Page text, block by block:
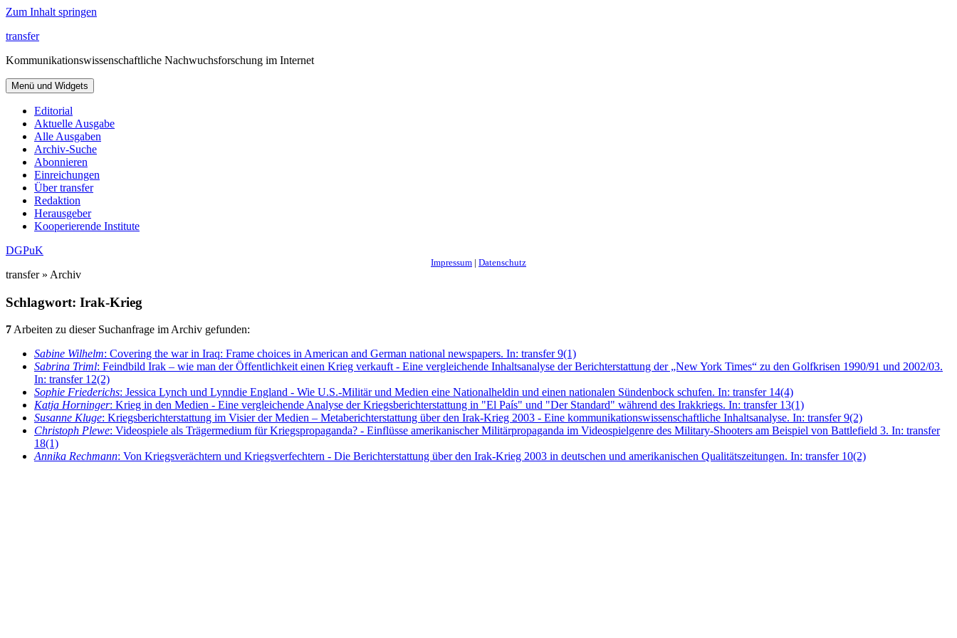
Zum Inhalt springen
transfer
Kommunikationswissenschaftliche Nachwuchsforschung im Internet
Menü und Widgets
Editorial
Aktuelle Ausgabe
Alle Ausgaben
Archiv-Suche
Abonnieren
Einreichungen
Über transfer
Redaktion
Herausgeber
Kooperierende Institute
DGPuK
Impressum | Datenschutz
transfer » Archiv
Schlagwort: Irak-Krieg
7Arbeiten zu dieser Suchanfrage im Archiv gefunden:
Sabine Wilhelm: Covering the war in Iraq: Frame choices in American and German national newspapers. In: transfer 9(1)
Sabrina Triml: Feindbild Irak – wie man der Öffentlichkeit einen Krieg verkauft - Eine vergleichende Inhaltsanalyse der Berichterstattung der „New York Times“ zu den Golfkrisen 1990/91 und 2002/03.
In: transfer 12(2)
Sophie Friederichs: Jessica Lynch und Lynndie England - Wie U.S.-Militär und Medien eine Nationalheldin und einen nationalen Sündenbock schufen. In: transfer 14(4)
Katja Horninger: Krieg in den Medien - Eine vergleichende Analyse der Kriegsberichterstattung in "El País" und "Der Standard" während des Irakkriegs. In: transfer 13(1)
Susanne Kluge: Kriegsberichterstattung im Visier der Medien – Metaberichterstattung über den Irak-Krieg 2003 - Eine kommunikationswissenschaftliche Inhaltsanalyse. In: transfer 9(2)
Christoph Plewe: Videospiele als Trägermedium für Kriegspropaganda? - Einflüsse amerikanischer Militärpropaganda im Videospielgenre des Military-Shooters am Beispiel von Battlefield 3. In: transfer
18(1)
Annika Rechmann: Von Kriegsverächtern und Kriegsverfechtern - Die Berichterstattung über den Irak-Krieg 2003 in deutschen und amerikanischen Qualitätszeitungen. In: transfer 10(2)